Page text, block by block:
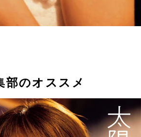
部のオススメ